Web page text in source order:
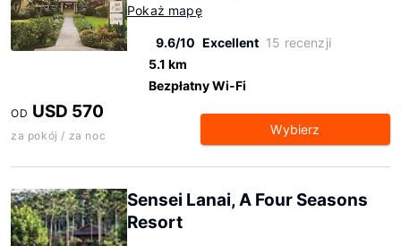
Pokaż mapę
9.6/10 Excellent 15 recenzji
5.1 km
Bezpłatny Wi-Fi
OD USD 570
za pokój / za noc Wybierz
Sensei Lanai, A Four Seasons
Resort